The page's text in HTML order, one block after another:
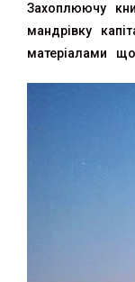
Захоплюючу
мандрівку
матеріалами